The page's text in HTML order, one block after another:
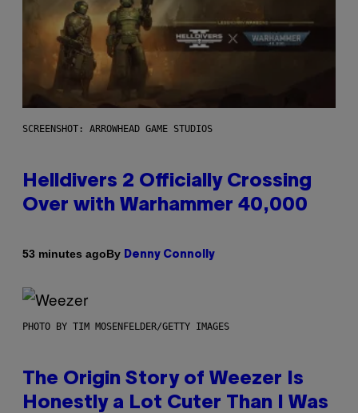
SCREENSHOT: ARROWHEAD GAME STUDIOS
Helldivers 2 Officially Crossing
Over with Warhammer 40,000
53 minutes agoBy Denny Connolly
PHOTO BY TIM MOSENFELDER/GETTY IMAGES
The Origin Story of Weezer Is
Honestly a Lot Cuter Than I Was